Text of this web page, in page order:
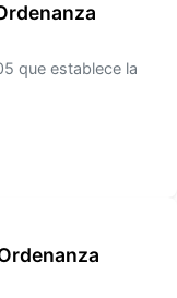
que establece la